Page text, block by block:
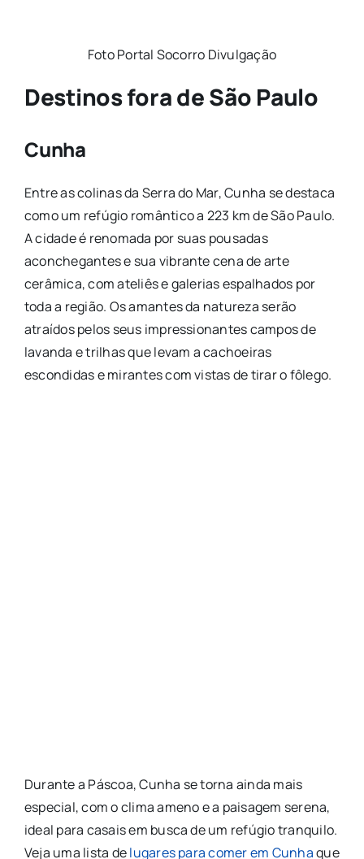
Foto Portal Socorro Divulgação
Destinos fora de São Paulo
Cunha
Entre as colinas da Serra do Mar, Cunha se destaca
como um refúgio romântico a 223 km de São Paulo.
A cidade é renomada por suas pousadas
aconchegantes e sua vibrante cena de arte
cerâmica, com ateliês e galerias espalhados por
toda a região. Os amantes da natureza serão
atraídos pelos seus impressionantes campos de
lavanda e trilhas que levam a cachoeiras
escondidas e mirantes com vistas de tirar o fôlego.
Durante a Páscoa, Cunha se torna ainda mais
especial, com o clima ameno e a paisagem serena,
ideal para casais em busca de um refúgio tranquilo.
Veja uma lista delugares para comer em Cunhaque